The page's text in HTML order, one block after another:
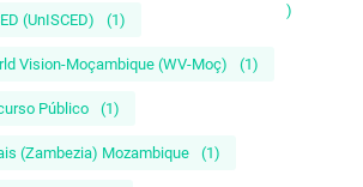
)
(UnISCED) (1)
Vision-Moçambique (WV-Moç) (1)
Público (1)
(Zambezia) Mozambique (1)